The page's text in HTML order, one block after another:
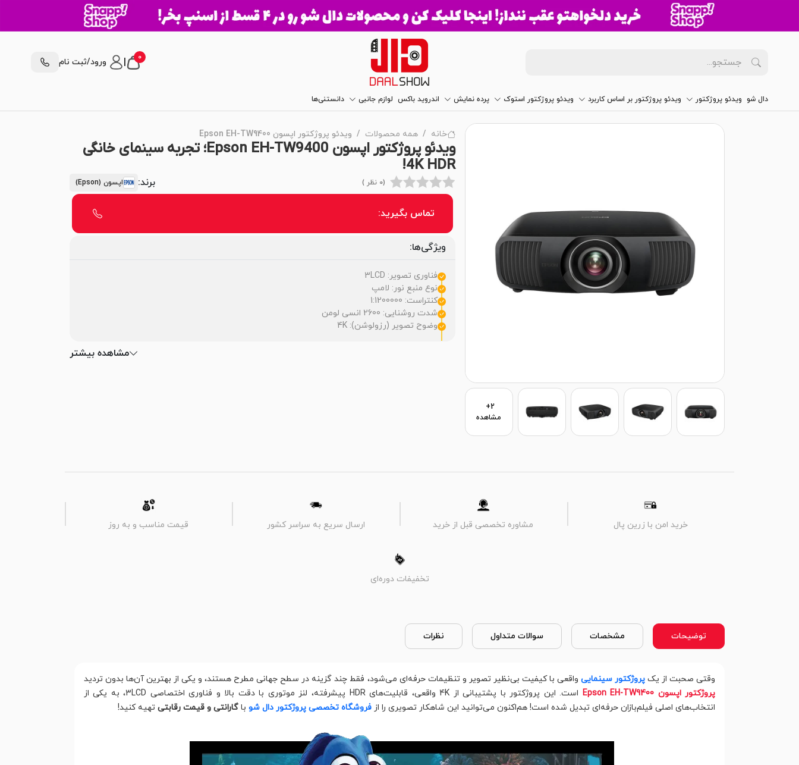
0
| ورود/ثبت نام
دال شو ویدئو پروژکتور ویدئو پروژکتور بر اساس کاربرد ویدئو پروژکتور استوک پرده نمایش اندروید باکس لوازم جانبی دانستنی‌ها
2+
مشاهده
خانه همه محصولات ویدئو پروژکتور اپسون Epson EH-TW9400
ویدئو پروژکتور اپسون Epson EH-TW9400؛ تجربه سینمای خانگی
4K HDR!
(0 نظر ) برند: اپسون (Epson)
تماس بگیرید:
ویژگی‌ها:
فناوری تصویر: 3LCD
نوع منبع نور: لامپ
کنتراست: 1:1200000
شدت روشنایی: 2600 انسی لومن
وضوح تصویر (رزولوشن): 4K
مشاهده بیشتر
خرید امن با زرین پال مشاوره تخصصی قبل از خرید ارسال سریع به سراسر کشور قیمت مناسب و به روز
تخفیفات دوره‌ای
توضیحات مشخصات سوالات متداول نظرات
وقتی صحبت از یک پروژکتور سینمایی واقعی با کیفیت بی‌نظیر تصویر و تنظیمات حرفه‌ای می‌شود، فقط چند گزینه در سطح جهانی مطرح هستند، و یکی از بهترین آن‌ها بدون تردید
پروژکتور اپسون Epson EH-TW9400
است. این پروژکتور با پشتیبانی از 4K واقعی، قابلیت‌های HDR پیشرفته، لنز موتوری با دقت بالا و فناوری اختصاصی 3LCD، به یکی از
انتخاب‌های اصلی فیلم‌بازان حرفه‌ای تبدیل شده است! هم‌اکنون می‌توانید این شاهکار تصویری را از فروشگاه تخصصی پروژکتور دال شوبا گارانتی و قیمت رقابتیتهیه کنید!